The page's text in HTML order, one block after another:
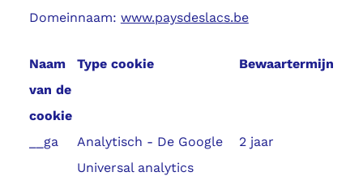
Domeinnaam: www.paysdeslacs.be
Naam
van de
cookie
Type cookie Bewaartermijn
__ga
Analytisch - De Google
Universal analytics
2 jaar